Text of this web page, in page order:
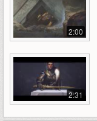
2:00
2:31